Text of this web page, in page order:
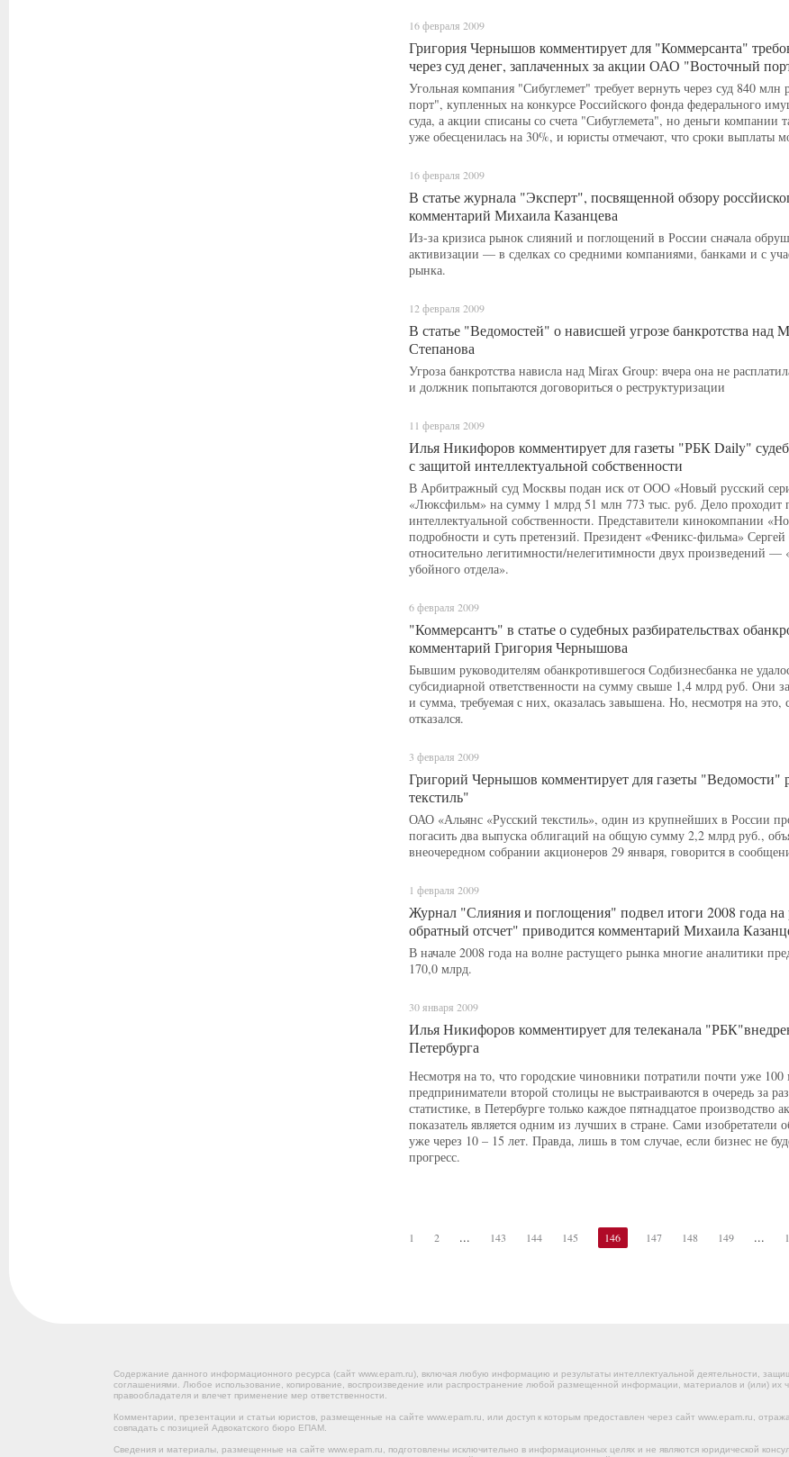
16 февраля 2009
Григория Чернышов комментирует для "Коммерсанта"
через суд денег, заплаченных за акции ОАО "Восточный
Угольная компания "Сибуглемет" требует вернуть через суд 840
порт", купленных на конкурсе Российского фонда федерального
суда, а акции списаны со счета "Сибуглемета", но деньги компании
уже обесценилась на 30%, и юристы отмечают, что сроки выплаты
16 февраля 2009
В статье журнала "Эксперт", посвященной обзору
комментарий Михаила Казанцева
Из-за кризиса рынок слияний и поглощений в России сначала
активизации — в сделках со средними компаниями, банками и с
рынка.
12 февраля 2009
В статье "Ведомостей" о нависшей угрозе банкротства
Степанова
Угроза банкротства нависла над Mirax Group: вчера она не
и должник попытаются договориться о реструктуризации
11 февраля 2009
Илья Никифоров комментирует для газеты "РБК Daily"
с защитой интеллектуальной собственности
В Арбитражный суд Москвы подан иск от ООО «Новый русский
«Люксфильм» на сумму 1 млрд 51 млн 773 тыс. руб. Дело проходит
интеллектуальной собственности. Представители кинокомпании
подробности и суть претензий. Президент «Феникс-фильма»
относительно легитимности/нелегитимности двух произведений
убойного отдела».
6 февраля 2009
"Коммерсантъ" в статье о судебных разбирательствах
комментарий Григория Чернышова
Бывшим руководителям обанкротившегося Содбизнесбанка не
субсидиарной ответственности на сумму свыше 1,4 млрд руб. Они
и сумма, требуемая с них, оказалась завышена. Но, несмотря на это,
отказался.
3 февраля 2009
Григорий Чернышов комментирует для газеты
текстиль"
ОАО «Альянс «Русский текстиль», один из крупнейших в России
погасить два выпуска облигаций на общую сумму 2,2 млрд руб.,
внеочередном собрании акционеров 29 января, говорится в
1 февраля 2009
Журнал "Слияния и поглощения" подвел итоги 2008 года
обратный отсчет" приводится комментарий Михаила
В начале 2008 года на волне растущего рынка многие аналитики
170,0 млрд.
30 января 2009
Илья Никифоров комментирует для телеканала
Петербурга
Несмотря на то, что городские чиновники потратили почти уже
предприниматели второй столицы не выстраиваются в очередь за
статистике, в Петербурге только каждое пятнадцатое
показатель является одним из лучших в стране. Сами
уже через 10 – 15 лет. Правда, лишь в том случае, если бизнес не
прогресс.
1 2 ... 143 144 145 146 147 148 149 ...
Содержание данного информационного ресурса (сайт www.epam.ru), включая любую информацию и результаты интеллектуальной деятельности,
соглашениями. Любое использование, копирование, воспроизведение или распространение любой размещенной информации, материалов и (или) их
правообладателя и влечет применение мер ответственности.
Комментарии, презентации и статьи юристов, размещенные на сайте www.epam.ru, или доступ к которым предоставлен через сайт www.epam.ru,
совпадать с позицией Адвокатского бюро ЕПАМ.
Сведения и материалы, размещенные на сайте www.epam.ru, подготовлены исключительно в информационных целях и не являются юридической